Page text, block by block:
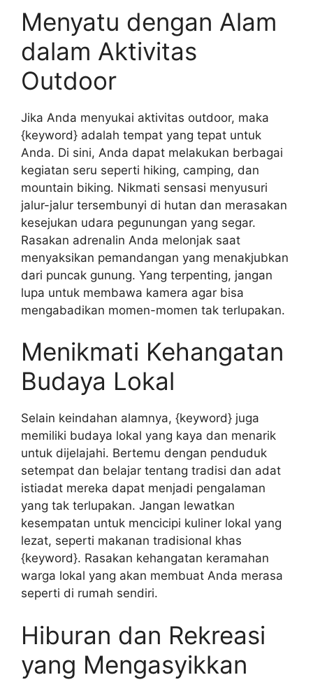
Menyatu dengan Alam
dalam Aktivitas
Outdoor
Jika Anda menyukai aktivitas outdoor, maka
{keyword} adalah tempat yang tepat untuk
Anda. Di sini, Anda dapat melakukan berbagai
kegiatan seru seperti hiking, camping, dan
mountain biking. Nikmati sensasi menyusuri
jalur-jalur tersembunyi di hutan dan merasakan
kesejukan udara pegunungan yang segar.
Rasakan adrenalin Anda melonjak saat
menyaksikan pemandangan yang menakjubkan
dari puncak gunung. Yang terpenting, jangan
lupa untuk membawa kamera agar bisa
mengabadikan momen-momen tak terlupakan.
Menikmati Kehangatan
Budaya Lokal
Selain keindahan alamnya, {keyword} juga
memiliki budaya lokal yang kaya dan menarik
untuk dijelajahi. Bertemu dengan penduduk
setempat dan belajar tentang tradisi dan adat
istiadat mereka dapat menjadi pengalaman
yang tak terlupakan. Jangan lewatkan
kesempatan untuk mencicipi kuliner lokal yang
lezat, seperti makanan tradisional khas
{keyword}. Rasakan kehangatan keramahan
warga lokal yang akan membuat Anda merasa
seperti di rumah sendiri.
Hiburan dan Rekreasi
yang Mengasyikkan